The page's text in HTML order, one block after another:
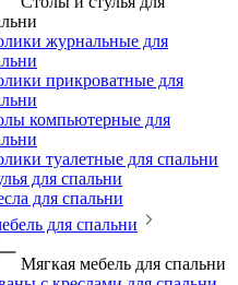
журнальные для
прикроватные для
компьютерные для
туалетные для спальни
для спальни
для спальни
для спальни
Мягкая мебель для спальни